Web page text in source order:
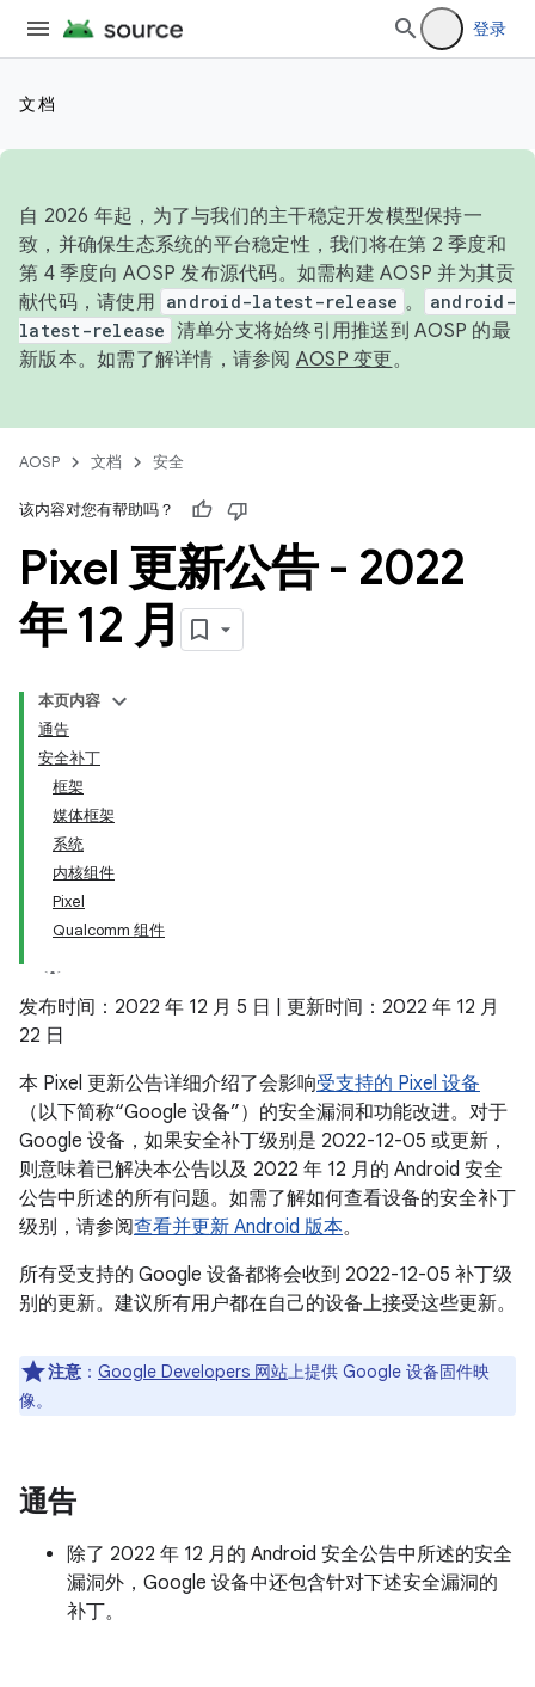
登录
文档
自 2026 年起，为了与我们的主干稳定开发模型保持一
致，并确保生态系统的平台稳定性，我们将在第 2 季度和
第 4 季度向 AOSP 发布源代码。如需构建 AOSP 并为其贡
献代码，请使用 android-latest-release 。
android-
latest-release 清单分支将始终引用推送到 AOSP 的最
新版本。如需了解详情，请参阅 AOSP 变更。
AOSP 文档 安全
该内容对您有帮助吗？
Pixel 更新公告 - 2022
年 12 月
本页内容
通告
安全补丁
框架
媒体框架
系统
内核组件
Pixel
Qualcomm 组件
发布时间：2022 年 12 月 5 日 | 更新时间：2022 年 12 月
22 日
本 Pixel 更新公告详细介绍了会影响受支持的 Pixel 设备
（以下简称“Google 设备”）的安全漏洞和功能改进。对于
Google 设备，如果安全补丁级别是 2022-12-05 或更新，
则意味着已解决本公告以及 2022 年 12 月的 Android 安全
公告中所述的所有问题。如需了解如何查看设备的安全补丁
级别，请参阅查看并更新 Android 版本。
所有受支持的 Google 设备都将会收到 2022-12-05 补丁级
别的更新。建议所有用户都在自己的设备上接受这些更新。
注意 ： Google Developers 网站上提供 Google 设备固件映
像。
通告
除了 2022 年 12 月的 Android 安全公告中所述的安全
漏洞外，Google 设备中还包含针对下述安全漏洞的
补丁。